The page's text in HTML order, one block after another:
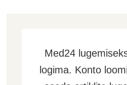
Med24
logima. Konto